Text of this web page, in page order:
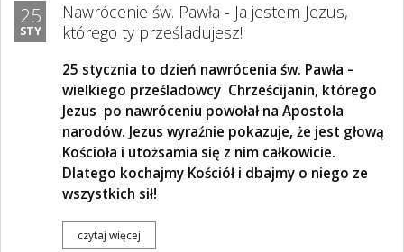
25
STY
Nawrócenie św. Pawła - Ja jestem Jezus,
którego ty prześladujesz!
25 stycznia to dzień nawrócenia św. Pawła –
wielkiego prześladowcy Chrześcijanin, którego
Jezus po nawróceniu powołał na Apostoła
narodów. Jezus wyraźnie pokazuje, że jest głową
Kościoła i utożsamia się z nim całkowicie.
Dlatego kochajmy Kościół i dbajmy o niego ze
wszystkich sił!
czytaj więcej